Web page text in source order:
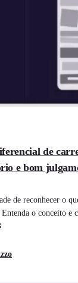
de
e bom
de reconhecer o
o conceito e